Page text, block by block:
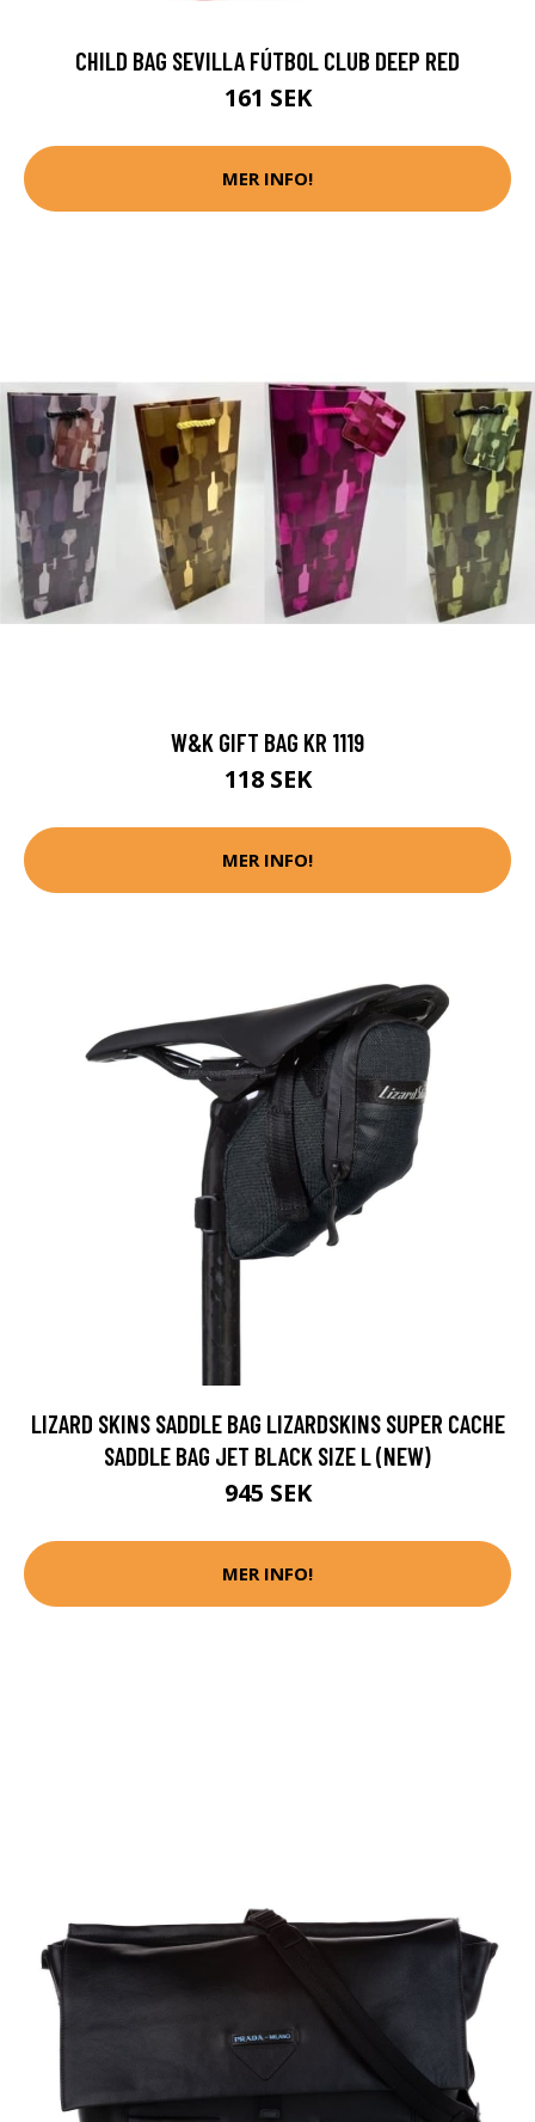
CHILD BAG SEVILLA FÚTBOL CLUB DEEP RED
161 SEK
MER INFO!
W&K GIFT BAG KR 1119
118 SEK
MER INFO!
LIZARD SKINS SADDLE BAG LIZARDSKINS SUPER CACHE
SADDLE BAG JET BLACK SIZE L (NEW)
945 SEK
MER INFO!